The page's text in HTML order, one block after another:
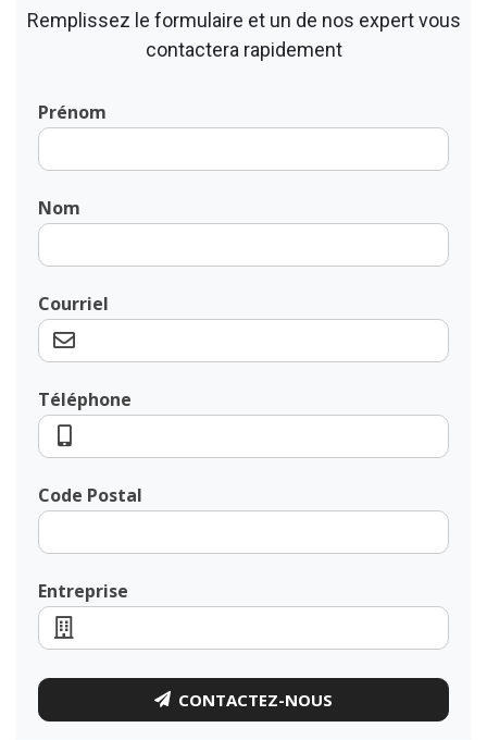
Remplissez le formulaire et un de nos expert vous
contactera rapidement
Prénom
Nom
Courriel
Téléphone
Code Postal
Entreprise
CONTACTEZ-NOUS